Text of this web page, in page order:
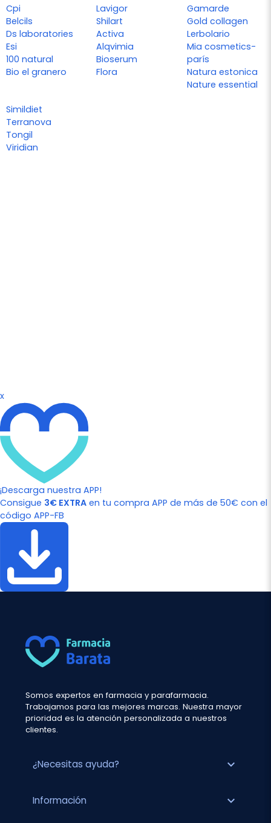
Cpi
Belcils
Ds laboratories
Esi
100 natural
Bio el granero
Lavigor
Shilart
Activa
Alqvimia
Bioserum
Flora
Gamarde
Gold collagen
Lerbolario
Mia cosmetics-
parís
Natura estonica
Nature essential
Simildiet
Terranova
Tongil
Viridian
x
¡Descarga nuestra APP!
Consigue 3€ EXTRA en tu compra APP de más de 50€ con el
código APP-FB
Somos expertos en farmacia y parafarmacia.
Trabajamos para las mejores marcas. Nuestra mayor
prioridad es la atención personalizada a nuestros
clientes.
¿Necesitas ayuda? expand_more
Información expand_more